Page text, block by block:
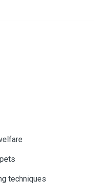
techniques